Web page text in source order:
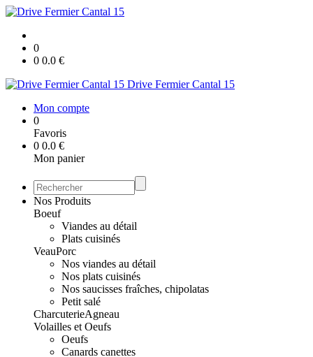
0
0 0.0 €
Drive Fermier Cantal 15
Mon compte
0
Favoris
0 0.0 €
Mon panier
Nos Produits
Boeuf
Viandes au détail
Plats cuisinés
VeauPorc
Nos viandes au détail
Nos plats cuisinés
Nos saucisses fraîches, chipolatas
Petit salé
CharcuterieAgneau
Volailles et Oeufs
Oeufs
Canards canettes